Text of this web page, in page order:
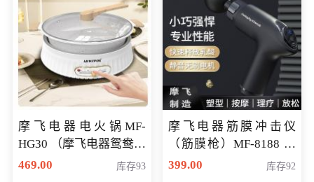
摩飞电器电火锅MF-
HG30 （摩飞电器鸳鸯锅
MF-HG30 ） 会员专享价
469.00 库存93
摩飞电器筋膜冲击仪
（筋膜枪）MF-8188 会
员专享价268元
399.00 库存92